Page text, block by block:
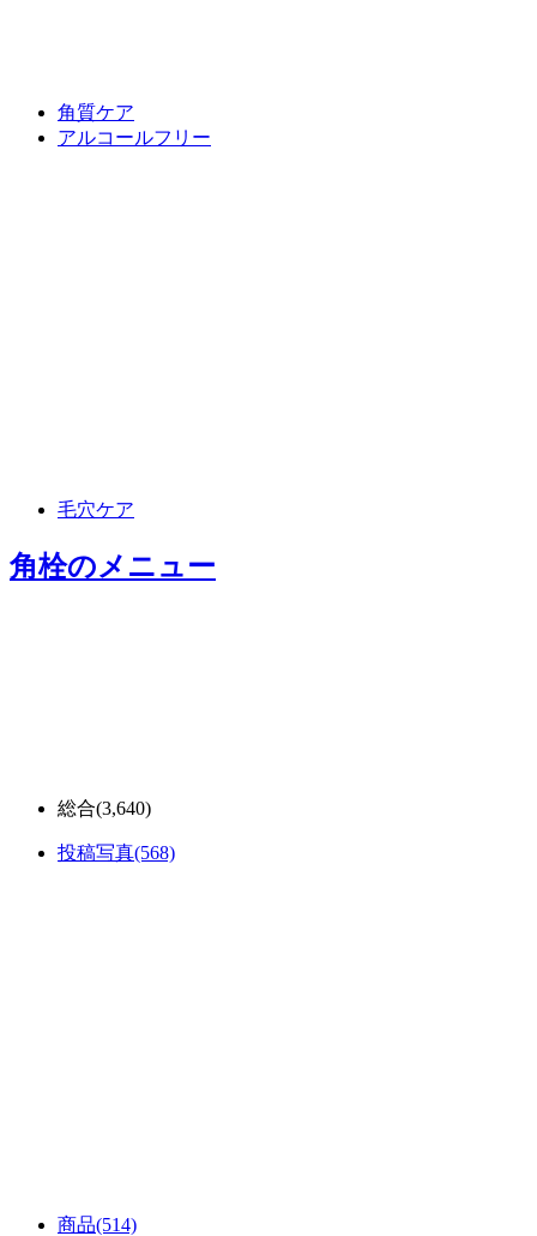
角質ケア
アルコールフリー
毛穴ケア
角栓のメニュー
総合(3,640)
投稿写真(568)
商品(514)